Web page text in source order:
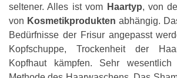
seltener. Alles ist vom Haartyp, von
von Kosmetikprodukten abhängig.
Bedürfnisse der Frisur angepasst
Kopfschuppe, Trockenheit der
Kopfhaut kämpfen. Sehr